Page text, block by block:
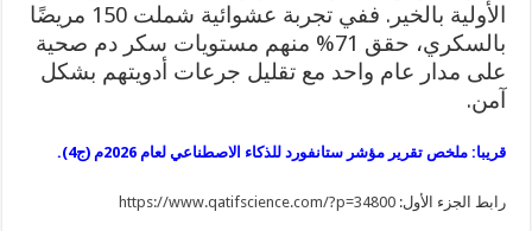
الأولية بالخير. ففي تجربة عشوائية شملت 150 مريضًا
بالسكري، حقق 71% منهم مستويات سكر دم صحية
على مدار عام واحد مع تقليل جرعات أدويتهم بشكل
آمن.
قريبا: ملخص تقرير مؤشر ستانفورد للذكاء الاصطناعي لعام 2026م (ج4).
رابط الجزء الأول:https://www.qatifscience.com/?p=34800